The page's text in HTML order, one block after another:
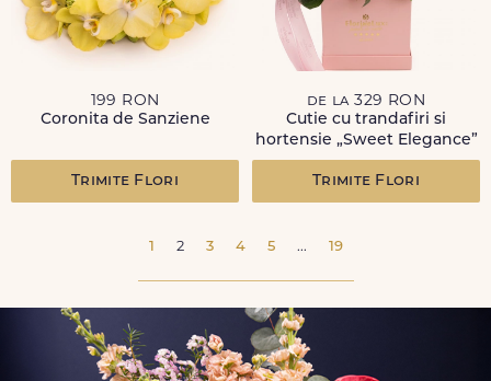
199 RON
Coronita de Sanziene
Trimite Flori
de la 329 RON
Cutie cu trandafiri si
hortensie „Sweet Elegance”
Trimite Flori
1 2 3 4 5 ... 19